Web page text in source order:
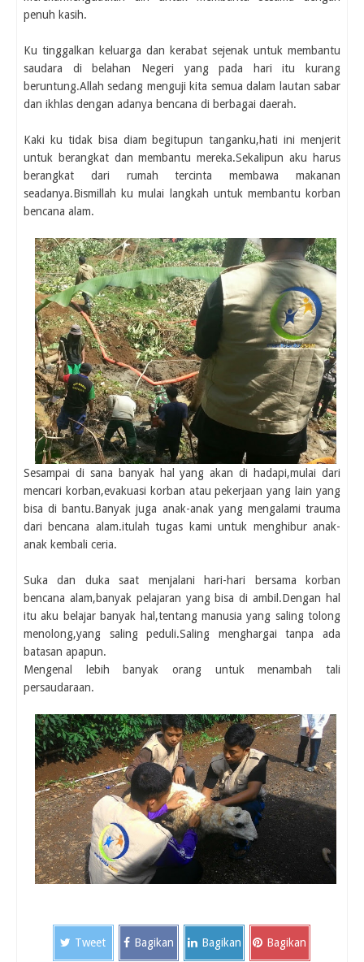
penuh kasih.
Ku tinggalkan keluarga dan kerabat sejenak untuk membantu
saudara di belahan Negeri yang pada hari itu kurang
beruntung.Allah sedang menguji kita semua dalam lautan sabar
dan ikhlas dengan adanya bencana di berbagai daerah.
Kaki ku tidak bisa diam begitupun tanganku,hati ini menjerit
untuk berangkat dan membantu mereka.Sekalipun aku harus
berangkat dari rumah tercinta membawa makanan
seadanya.Bismillah ku mulai langkah untuk membantu korban
bencana alam.
Sesampai di sana banyak hal yang akan di hadapi,mulai dari
mencari korban,evakuasi korban atau pekerjaan yang lain yang
bisa di bantu.Banyak juga anak-anak yang mengalami trauma
dari bencana alam.itulah tugas kami untuk menghibur anak-
anak kembali ceria.
Suka dan duka saat menjalani hari-hari bersama korban
bencana alam,banyak pelajaran yang bisa di ambil.Dengan hal
itu aku belajar banyak hal,tentang manusia yang saling tolong
menolong,yang saling peduli.Saling menghargai tanpa ada
batasan apapun.
Mengenal lebih banyak orang untuk menambah tali
persaudaraan.
Tweet Bagikan Bagikan Bagikan